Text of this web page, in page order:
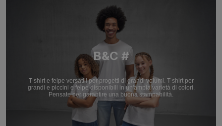
B&C #
T-shirt e felpe versatili per progetti di grandi volumi. T-shirt per
grandi e piccini e felpe disponibili in un'ampia varietà di colori.
Pensate per garantire una buona stampabilità.